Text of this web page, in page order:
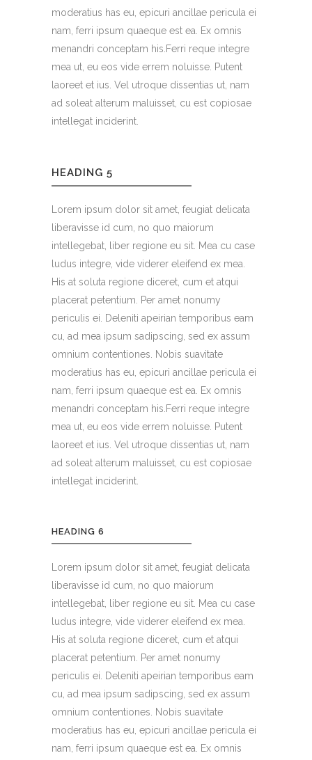
moderatius has eu, epicuri ancillae pericula ei
nam, ferri ipsum quaeque est ea. Ex omnis
menandri conceptam his.Ferri reque integre
mea ut, eu eos vide errem noluisse. Putent
laoreet et ius. Vel utroque dissentias ut, nam
ad soleat alterum maluisset, cu est copiosae
intellegat inciderint.
HEADING 5
Lorem ipsum dolor sit amet, feugiat delicata
liberavisse id cum, no quo maiorum
intellegebat, liber regione eu sit. Mea cu case
ludus integre, vide viderer eleifend ex mea.
His at soluta regione diceret, cum et atqui
placerat petentium. Per amet nonumy
periculis ei. Deleniti apeirian temporibus eam
cu, ad mea ipsum sadipscing, sed ex assum
omnium contentiones. Nobis suavitate
moderatius has eu, epicuri ancillae pericula ei
nam, ferri ipsum quaeque est ea. Ex omnis
menandri conceptam his.Ferri reque integre
mea ut, eu eos vide errem noluisse. Putent
laoreet et ius. Vel utroque dissentias ut, nam
ad soleat alterum maluisset, cu est copiosae
intellegat inciderint.
HEADING 6
Lorem ipsum dolor sit amet, feugiat delicata
liberavisse id cum, no quo maiorum
intellegebat, liber regione eu sit. Mea cu case
ludus integre, vide viderer eleifend ex mea.
His at soluta regione diceret, cum et atqui
placerat petentium. Per amet nonumy
periculis ei. Deleniti apeirian temporibus eam
cu, ad mea ipsum sadipscing, sed ex assum
omnium contentiones. Nobis suavitate
moderatius has eu, epicuri ancillae pericula ei
nam, ferri ipsum quaeque est ea. Ex omnis